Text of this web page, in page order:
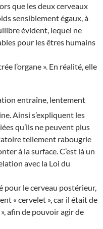
que les deux cerveaux
sensiblement égaux, à
évident, lequel ne
pour les êtres humains
l’organe ». En réalité, elle
entraîne, lentement
Ainsi s’expliquent les
qu’ils ne peuvent plus
tellement rabougrie
à la surface. C’est là un
avec la Loi du
pour le cerveau postérieur,
« cervelet », car il était de
afin de pouvoir agir de